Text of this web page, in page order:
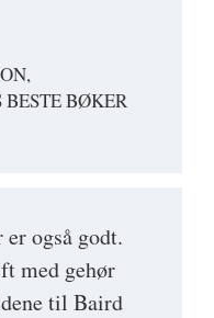
BESTE BØKER
også godt.
med gehør
til Baird